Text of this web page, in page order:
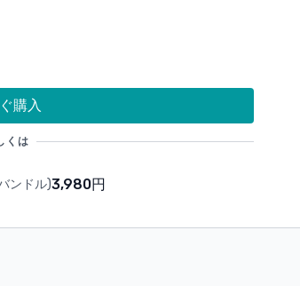
購入
くは
ンドル)3,980円